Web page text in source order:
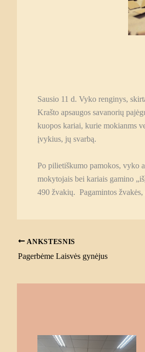
Sausio 11 d. Vyko renginys,
Krašto apsaugos savanorių
kuopos kariai, kurie mokianms
įvykius, jų svarbą.
Po pilietiškumo pamokos, vyko
mokytojais bei kariais gamino
490 žvakių. Pagamintos
ANKSTESNIS
Pagerbėme Laisvės gynėjus